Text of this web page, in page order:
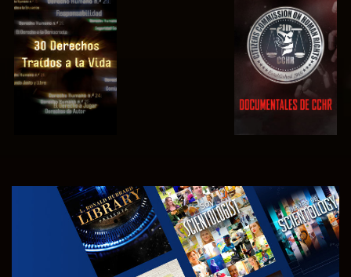
VE VE
VE
EXPLORA LAS
SERIES